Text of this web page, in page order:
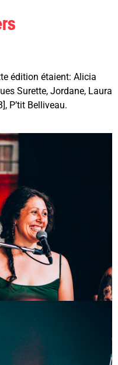
édition étaient: Alicia
Surette, Jordane, Laura
P’tit Belliveau.